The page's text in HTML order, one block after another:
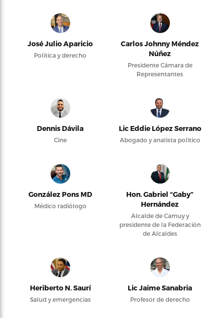
José Julio Aparicio
Política y derecho
Carlos Johnny Méndez
Núñez
Presidente Cámara de
Representantes
Dennis Dávila
Cine
Lic Eddie López Serrano
Abogado y analista político
González Pons MD
Médico radiólogo
Hon. Gabriel “Gaby”
Hernández
Alcalde de Camuy y
presidente de la Federación
de Alcaldes
Heriberto N. Saurí
Salud y emergencias
Lic Jaime Sanabria
Profesor de derecho